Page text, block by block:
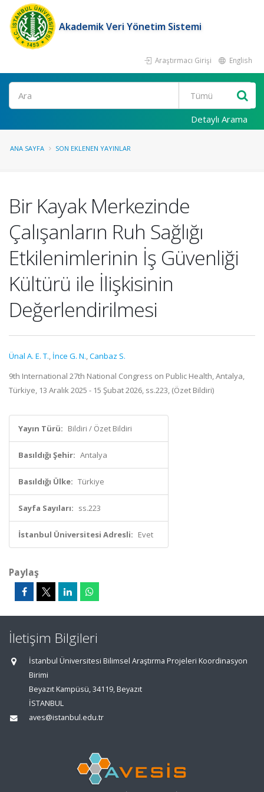
Akademik Veri Yönetim Sistemi
Araştırmacı Girişi English
Ara
Detaylı Arama
ANA SAYFA SON EKLENEN YAYINLAR
Bir Kayak Merkezinde
Çalışanların Ruh Sağlığı
Etkilenimlerinin İş Güvenliği
Kültürü ile İlişkisinin
Değerlendirilmesi
Ünal A. E. T., İnce G. N.,Canbaz S.
9th International 27th National Congress on Public Health, Antalya,
Türkiye, 13 Aralık 2025 - 15 Şubat 2026, ss.223, (Özet Bildiri)
Yayın Türü: Bildiri / Özet Bildiri
Basıldığı Şehir: Antalya
Basıldığı Ülke: Türkiye
Sayfa Sayıları: ss.223
İstanbul Üniversitesi Adresli: Evet
Paylaş
İletişim Bilgileri
İstanbul Üniversitesi Bilimsel Araştırma Projeleri Koordinasyon
Birimi
Beyazıt Kampüsü, 34119, Beyazıt
İSTANBUL
aves@istanbul.edu.tr